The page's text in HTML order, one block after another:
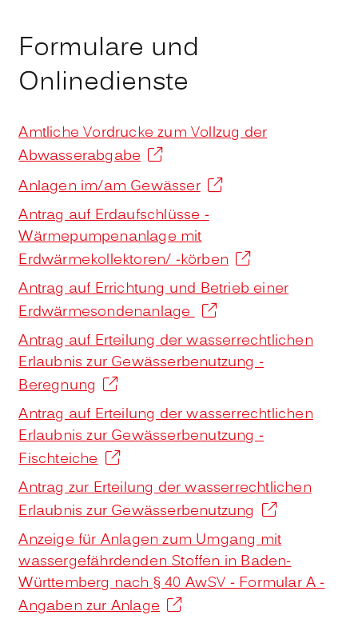
Formulare und
Onlinedienste
Amtliche Vordrucke zum Vollzug der
Abwasserabgabe
Anlagen im/am Gewässer
Antrag auf Erdaufschlüsse -
Wärmepumpenanlage mit
Erdwärmekollektoren/ -körben
Antrag auf Errichtung und Betrieb einer
Erdwärmesondenanlage
Antrag auf Erteilung der wasserrechtlichen
Erlaubnis zur Gewässerbenutzung -
Beregnung
Antrag auf Erteilung der wasserrechtlichen
Erlaubnis zur Gewässerbenutzung -
Fischteiche
Antrag zur Erteilung der wasserrechtlichen
Erlaubnis zur Gewässerbenutzung
Anzeige für Anlagen zum Umgang mit
wassergefährdenden Stoffen in Baden-
Württemberg nach § 40 AwSV - Formular A -
Angaben zur Anlage